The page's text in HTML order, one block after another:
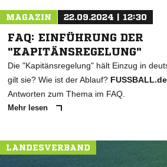
MAGAZIN 22.09.2024 | 12:30
FAQ: EINFÜHRUNG DER
"KAPITÄNSREGELUNG"
Die "Kapitänsregelung" hält Einzug in
gilt sie? Wie ist der Ablauf? FUSSBALL.de
Antworten zum Thema im FAQ.
Mehr lesen
LANDESVERBAND